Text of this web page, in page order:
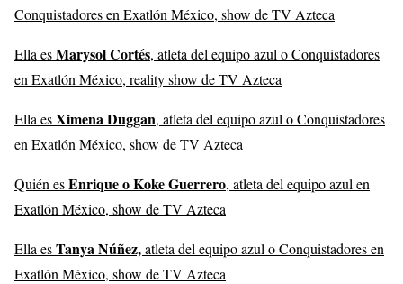
Conquistadores en Exatlón México, show de TV Azteca
Ella esMarysol Cortés, atleta del equipo azul o Conquistadores
en Exatlón México, reality show de TV Azteca
Ella esXimena Duggan, atleta del equipo azul o Conquistadores
en Exatlón México, show de TV Azteca
Quién esEnrique o Koke Guerrero, atleta del equipo azul en
Exatlón México, show de TV Azteca
Ella esTanya Núñez,atleta del equipo azul o Conquistadores en
Exatlón México, show de TV Azteca